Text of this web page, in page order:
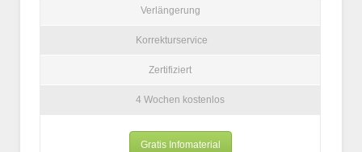
Verlängerung
Korrekturservice
Zertifiziert
4 Wochen kostenlos
Gratis Infomaterial